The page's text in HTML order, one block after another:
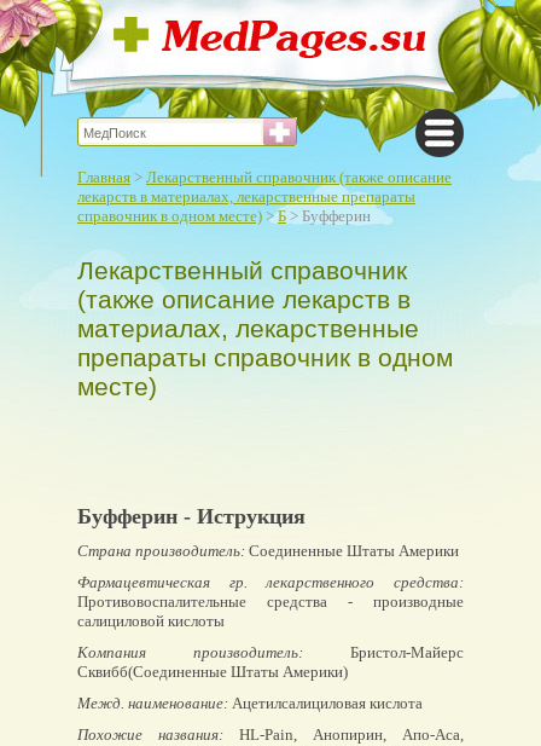
Главная > Лекарственный справочник (также описание
лекарств в материалах, лекарственные препараты
справочник в одном месте) >Б > Буфферин
Лекарственный справочник
(также описание лекарств в
материалах, лекарственные
препараты справочник в одном
месте)
Буфферин - Иструкция
Страна производитель: Соединенные Штаты Америки
Фармацевтическая гр. лекарственного средства:
Противовоспалительные средства - производные
салициловой кислоты
Компания производитель: Бристол-Майерс
Сквибб(Соединенные Штаты Америки)
Межд. наименование: Ацетилсалициловая кислота
Похожие названия: HL-Pain, Анопирин, Апо-Аса,